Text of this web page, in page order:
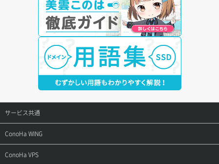
サービス共通
サポートトップ
ご契約・お支払い
ConoHa WING
サポートトップ
ConoHa VPS